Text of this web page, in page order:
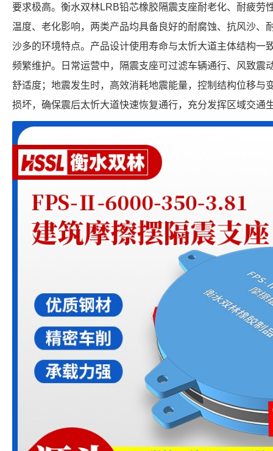
要求极高。衡水双林LRB铅芯橡胶隔震支座耐老化、耐疲劳
温度、老化影响，两类产品均具备良好的耐腐蚀、抗风沙、
沙多的环境特点。产品设计使用寿命与太忻大道主体结构一
频繁维护。日常运营中，隔震支座可过滤车辆通行、风致震
舒适度；地震发生时，高效消耗地震能量，控制结构位移与
损坏，确保震后太忻大道快速恢复通行，充分发挥区域交通